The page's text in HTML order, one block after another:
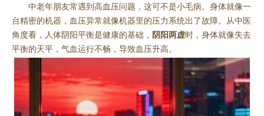
中老年朋友常遇到高血压问题，这可不是小毛病。身体就像一
台精密的机器，血压异常就像机器里的压力系统出了故障。从中医
角度看，人体阴阳平衡是健康的基础， 阴阳两虚时，身体就像失去
平衡的天平，气血运行不畅，导致血压升高。